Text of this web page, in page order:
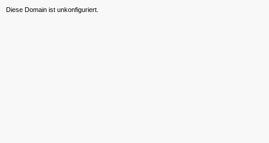
Diese Domain ist unkonfiguriert.